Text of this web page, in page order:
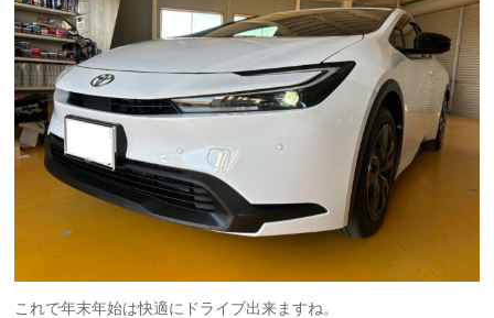
これで年末年始は快適にドライブ出来ますね。